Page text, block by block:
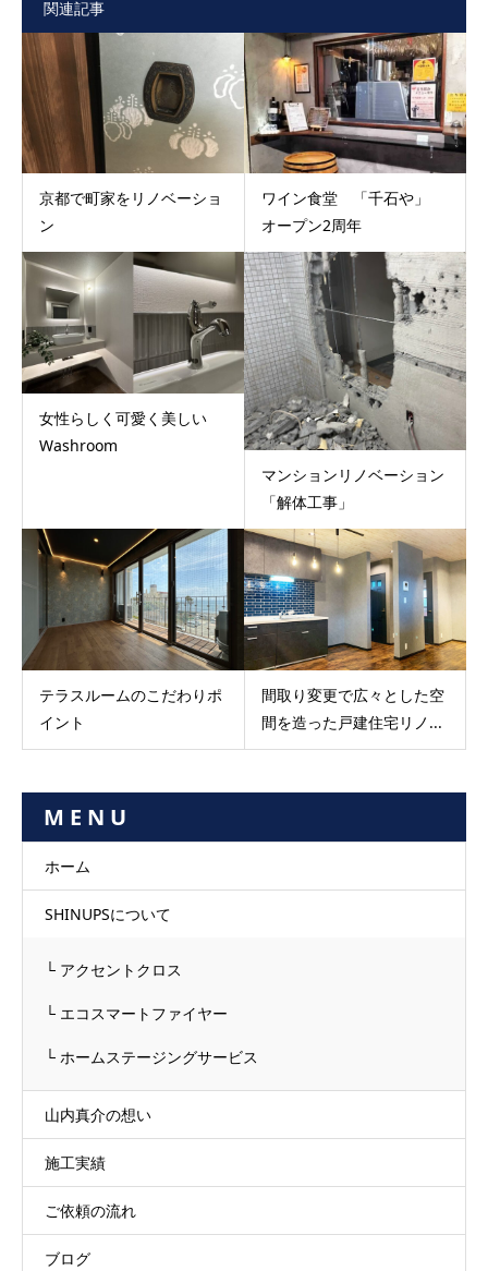
関連記事
京都で町家をリノベーショ
ン
ワイン食堂 「千石や」
オープン2周年
女性らしく可愛く美しい
Washroom
マンションリノベーション
「解体工事」
テラスルームのこだわりポ
イント
間取り変更で広々とした空
間を造った戸建住宅リノ...
M E N U
ホーム
SHINUPSについて
└ アクセントクロス
└ エコスマートファイヤー
└ ホームステージングサービス
山内真介の想い
施工実績
ご依頼の流れ
ブログ